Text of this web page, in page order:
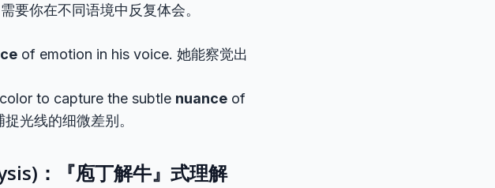
需要你在不同语境中反复体会。
of emotion in his voice. 她能察觉出
to capture the subtle nuance of
光线的细微差别。
：『庖丁解牛』式理解